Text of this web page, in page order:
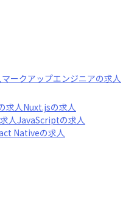
マークアップエンジニアの求人
求人Nuxt.jsの求人
人JavaScriptの求人
Nativeの求人